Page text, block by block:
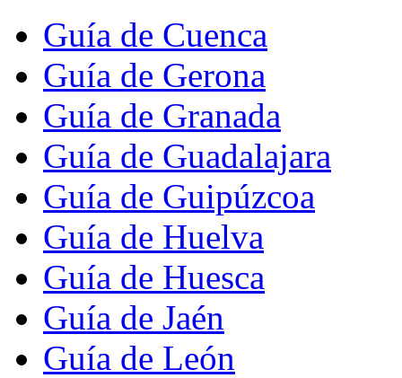
Guía de Cuenca
Guía de Gerona
Guía de Granada
Guía de Guadalajara
Guía de Guipúzcoa
Guía de Huelva
Guía de Huesca
Guía de Jaén
Guía de León